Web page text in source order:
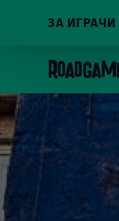
ЗА ИГРАЧИ